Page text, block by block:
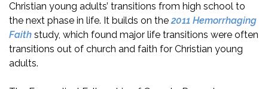
Christian young adults’ transitions from high school to
the next phase in life. It builds on the2011 Hemorrhaging
Faith study, which found major life transitions were often
transitions out of church and faith for Christian young
adults.